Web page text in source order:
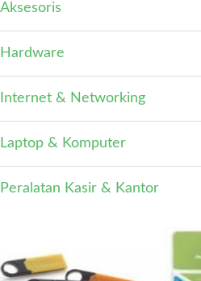
Aksesoris
Hardware
Internet & Networking
Laptop & Komputer
Peralatan Kasir & Kantor